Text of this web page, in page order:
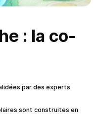
: la co-
par des experts
sont construites en